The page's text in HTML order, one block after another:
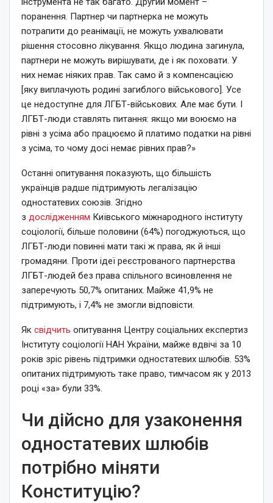
поранення. Партнер чи партнерка не можуть
потрапити до реанімації, не можуть ухвалювати
рішення стосовно лікування. Якщо людина загинула,
партнери не можуть вирішувати, де і як поховати. У
них немає ніяких прав. Так само й з компенсацією
[яку виплачують родині загиблого військового]. Усе
це недоступне для ЛГБТ-військових. Але має бути. І
ЛГБТ-люди ставлять питання: якщо ми воюємо на
рівні з усіма або працюємо й платимо податки на рівні
з усіма, то чому досі немає рівних прав?»
Останні опитування показують, що більшість
українців радше підтримують легалізацію
одностатевих союзів. Згідно
з дослідженням Київського міжнародного інституту
соціології, більше половини (64%) погоджуються, що
ЛГБТ-люди повинні мати такі ж права, як й інші
громадяни. Проти ідеї реєстрованого партнерства
ЛГБТ-людей без права спільного всиновлення не
заперечують 50,7% опитаних. Майже 41,9% не
підтримують, і 7,4% не змогли відповісти.
Як свідчить опитування Центру соціальних експертиз
Інституту соціології НАН України, майже вдвічі за 10
років зріс рівень підтримки одностатевих шлюбів. 53%
опитаних підтримують таке право, тимчасом як у 2013
році «за» були 33%.
Чи дійсно для узаконення
одностатевих шлюбів
потрібно міняти
Конституцію?